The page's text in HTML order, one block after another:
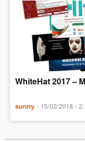
WhiteHat 2017 –
sunny - 15/02/2018 -